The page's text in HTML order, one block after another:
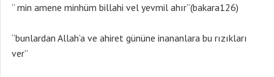
‘’ min amene minhüm billahi vel yevmil ahır’’(bakara126)
‘’bunlardan Allah’a ve ahiret gününe inananlara bu rızıkları
ver’’